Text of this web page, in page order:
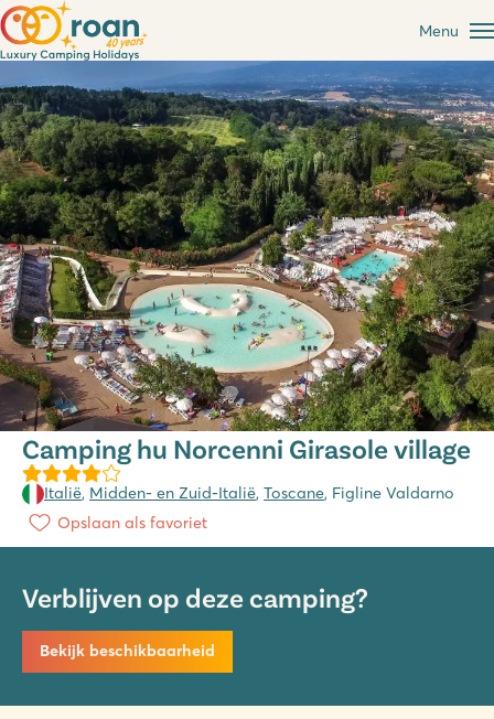
Menu
Camping hu Norcenni Girasole village
Italië, Midden- en Zuid-Italië, Toscane, Figline Valdarno
Opslaan als favoriet
Verblijven op deze camping?
Bekijk beschikbaarheid